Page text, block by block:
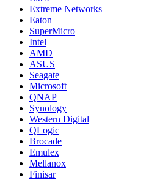
Extreme Networks
Eaton
SuperMicro
Intel
AMD
ASUS
Seagate
Microsoft
QNAP
Synology
Western Digital
QLogic
Brocade
Emulex
Mellanox
Finisar